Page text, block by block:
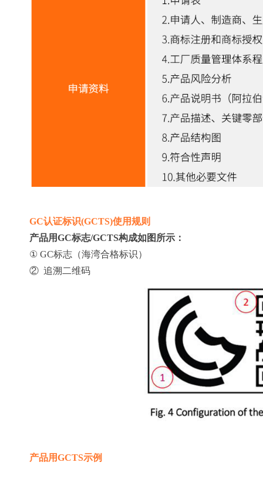
GC认证标识(GCTS)使用规则
产品用GC标志/GCTS构成如图所示：
① GC标志（海湾合格标识）
②  追溯二维码
产品用GCTS示例